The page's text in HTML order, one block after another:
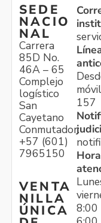
SEDE
NACIO
NAL
Carrera
85D No.
46A – 65
Complejo
logístico
San
Cayetano
Conmutador:
+57 (601)
7965150
VENTA
NILLA
ÚNICA
157
8:00